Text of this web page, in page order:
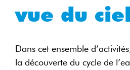
vue du
Dans cet ensemble
la découverte du cycle de